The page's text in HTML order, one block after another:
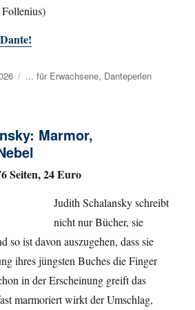
Kategorien
... für Erwachsene, Danteperlen
Marmor,
Seiten, 24 Euro
Judith Schalansky schreibt
nicht nur Bücher, sie
so ist davon auszugehen, dass sie
ihres jüngsten Buches die Finger
in der Erscheinung greift das
marmoriert wirkt der Umschlag,